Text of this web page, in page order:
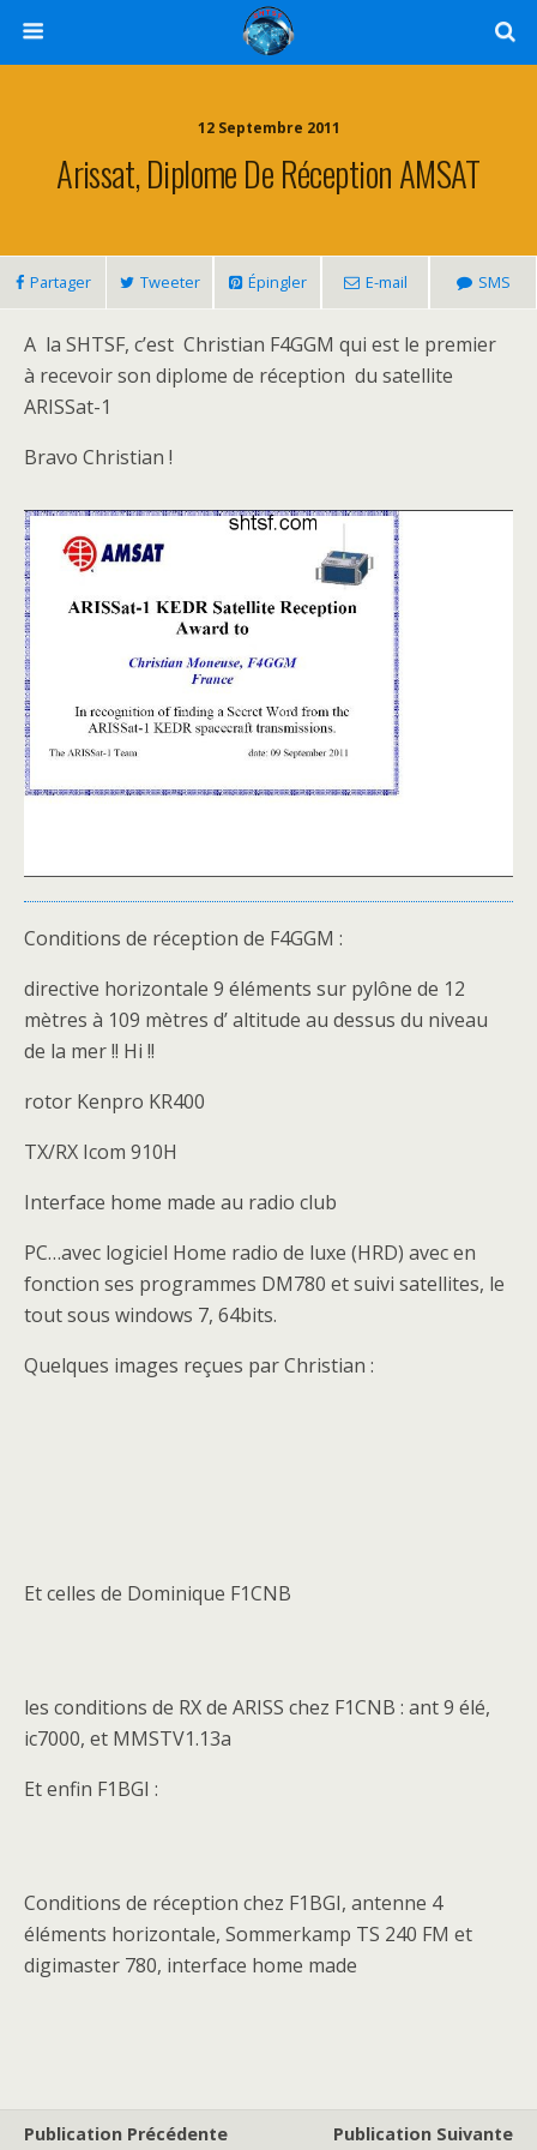
12 Septembre 2011
Arissat, Diplome De Réception AMSAT
Partager Tweeter Épingler E-mail SMS
A la SHTSF, c’est Christian F4GGM qui est le premier
à recevoir son diplome de réception du satellite
ARISSat-1
Bravo Christian !
Conditions de réception de F4GGM :
directive horizontale 9 éléments sur pylône de 12
mètres à 109 mètres d’ altitude au dessus du niveau
de la mer !! Hi !!
rotor Kenpro KR400
TX/RX Icom 910H
Interface home made au radio club
PC…avec logiciel Home radio de luxe (HRD) avec en
fonction ses programmes DM780 et suivi satellites, le
tout sous windows 7, 64bits.
Quelques images reçues par Christian :
Et celles de Dominique F1CNB
les conditions de RX de ARISS chez F1CNB : ant 9 élé,
ic7000, et MMSTV1.13a
Et enfin F1BGI :
Conditions de réception chez F1BGI, antenne 4
éléments horizontale, Sommerkamp TS 240 FM et
digimaster 780, interface home made
Publication Précédente Publication Suivante